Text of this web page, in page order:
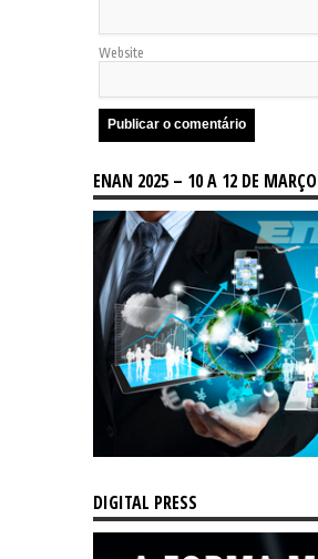
Website
ENAN 2025 – 10 A 12 DE MARÇO
DIGITAL PRESS